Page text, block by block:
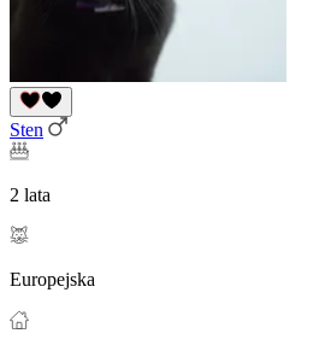
Sten
2 lata
Europejska